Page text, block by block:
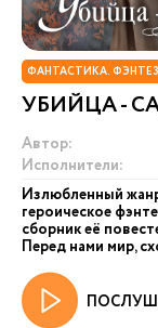
ФАНТАСТИКА.
УБИЙЦА -
Автор:
Исполнители:
Излюбленный
героическое
сборник её
Перед нами мир,